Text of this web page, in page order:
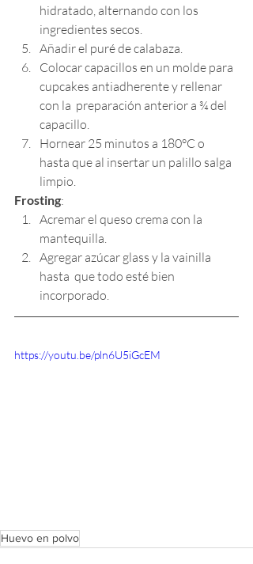
hidratado, alternando con los
ingredientes secos.
Añadir el puré de calabaza.
Colocar capacillos en un molde para
cupcakes antiadherente y rellenar
con la  preparación anterior a ¾ del
capacillo.
Hornear 25 minutos a 180°C o
hasta que al insertar un palillo salga
limpio.
Frosting:
Acremar el queso crema con la
mantequilla.
Agregar azúcar glass y la vainilla
hasta  que todo esté bien
incorporado.
https://youtu.be/pln6U5iGcEM
Huevo en polvo